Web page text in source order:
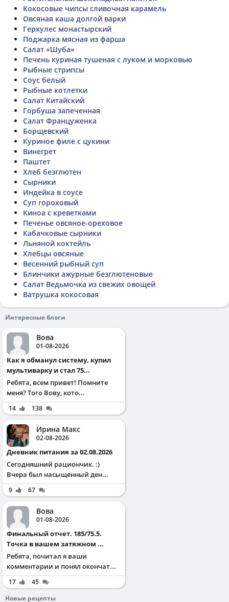
Кокосовые чипсы сливочная карамель
Овсяная каша долгой варки
Геркулес монастырский
Поджарка мясная из фарша
Салат «Шуба»
Печень куриная тушеная с луком и морковью
Рыбные стрипсы
Соус белый
Рыбные котлетки
Салат Китайский
Горбуша запеченная
Салат Француженка
Борщевский
Куриное филе с цукини
Винегрет
Паштет
Хлеб безглютен
Сырники
Индейка в соусе
Суп гороховый
Киноа с креветками
Печенье овсяное-ореховое
Кабачковые сырники
Льняной коктейль
Хлебцы овсяные
Весенний рыбный суп
Блинчики ажурные безглютеновые
Салат Ведьмочка из свежих овощей
Ватрушка кокосовая
Интересные блоги
Вова
01-08-2026
Как я обманул систему, купил
мультиварку и стал 75...
Ребята, всем привет! Помните
меня? Того Вову, кото...
14 138
Ирина Макс
02-08-2026
Дневник питания за 02.08.2026
Сегодняшний рациончик. :)
Вчера был насыщенный ден...
9 67
Вова
01-08-2026
Финальный отчет. 185/75.5.
Точка в вашем затяжном ...
Ребята, почитал я ваши
комментарии и понял окончат...
17
45
Новые рецепты